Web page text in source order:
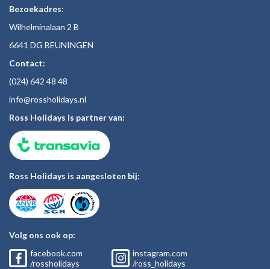
Bezoekadres:
Wilhelminalaan 2 B
6641 DG BEUNINGEN
Contact:
(024) 642 48 48
info@rossholidays.nl
Ross Holidays is partner van:
Ross Holidays is aangesloten bij:
Volg ons ook op:
facebook.com
/rossholidays
instagram.com
/ross_holidays